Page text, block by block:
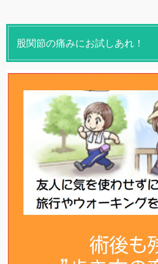
股関節の痛みにお試しあれ！